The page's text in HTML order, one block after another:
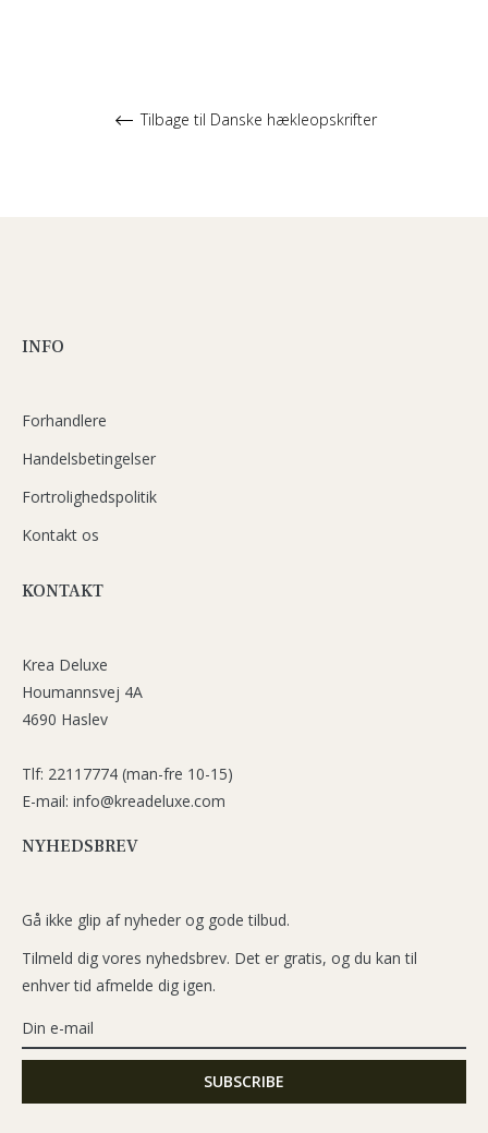
Tilbage til Danske hækleopskrifter
INFO
Forhandlere
Handelsbetingelser
Fortrolighedspolitik
Kontakt os
KONTAKT
Krea Deluxe
Houmannsvej 4A
4690 Haslev
Tlf: 22117774 (man-fre 10-15)
E-mail: info@kreadeluxe.com
NYHEDSBREV
Gå ikke glip af nyheder og gode tilbud.
Tilmeld dig vores nyhedsbrev. Det er gratis, og du kan til
enhver tid afmelde dig igen.